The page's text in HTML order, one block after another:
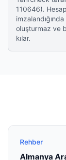
110646).
oluşturmaz ve
kılar.
Rehber
Almanya